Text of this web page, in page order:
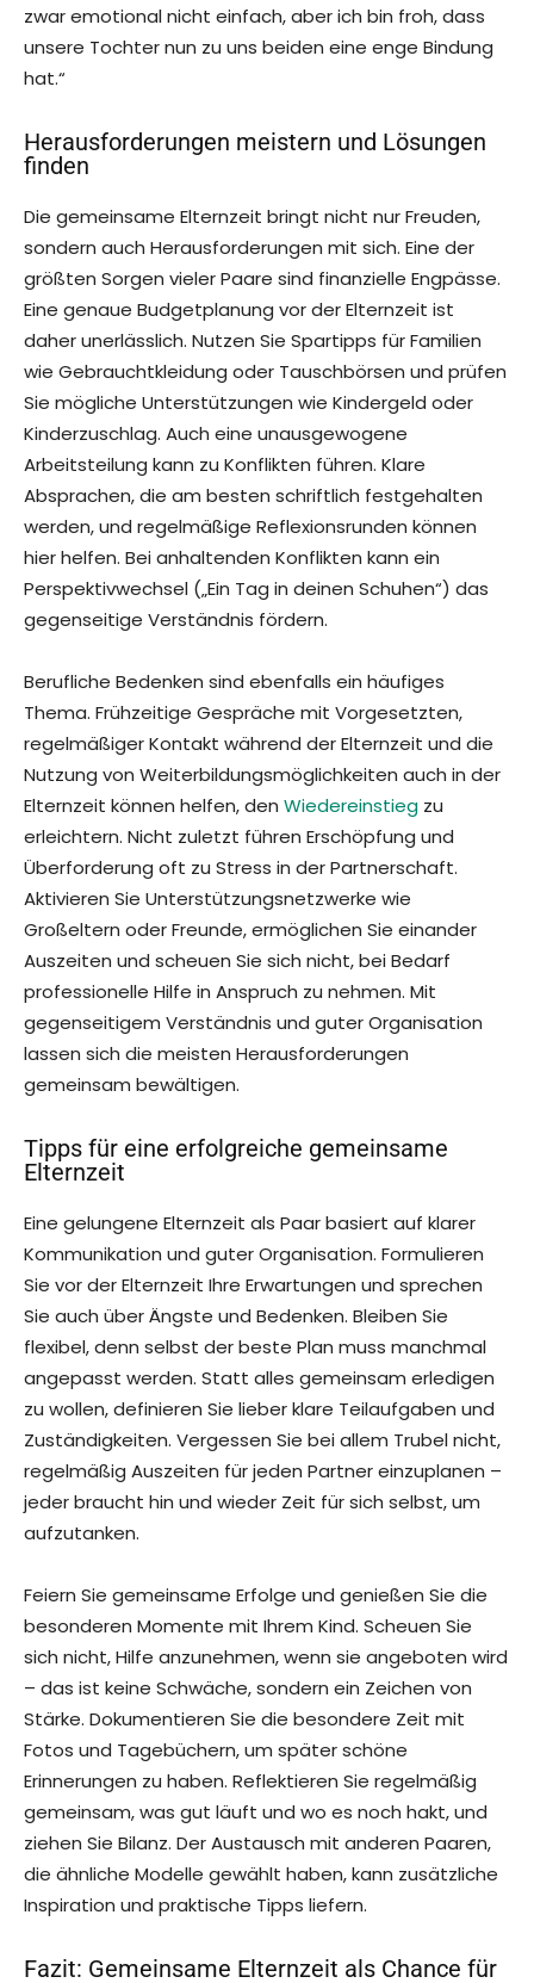
zwar emotional nicht einfach, aber ich bin froh, dass
unsere Tochter nun zu uns beiden eine enge Bindung
hat.“
Herausforderungen meistern und Lösungen
finden
Die gemeinsame Elternzeit bringt nicht nur Freuden,
sondern auch Herausforderungen mit sich. Eine der
größten Sorgen vieler Paare sind finanzielle Engpässe.
Eine genaue Budgetplanung vor der Elternzeit ist
daher unerlässlich. Nutzen Sie Spartipps für Familien
wie Gebrauchtkleidung oder Tauschbörsen und prüfen
Sie mögliche Unterstützungen wie Kindergeld oder
Kinderzuschlag. Auch eine unausgewogene
Arbeitsteilung kann zu Konflikten führen. Klare
Absprachen, die am besten schriftlich festgehalten
werden, und regelmäßige Reflexionsrunden können
hier helfen. Bei anhaltenden Konflikten kann ein
Perspektivwechsel („Ein Tag in deinen Schuhen“) das
gegenseitige Verständnis fördern.
Berufliche Bedenken sind ebenfalls ein häufiges
Thema. Frühzeitige Gespräche mit Vorgesetzten,
regelmäßiger Kontakt während der Elternzeit und die
Nutzung von Weiterbildungsmöglichkeiten auch in der
Elternzeit können helfen, den Wiedereinstieg zu
erleichtern. Nicht zuletzt führen Erschöpfung und
Überforderung oft zu Stress in der Partnerschaft.
Aktivieren Sie Unterstützungsnetzwerke wie
Großeltern oder Freunde, ermöglichen Sie einander
Auszeiten und scheuen Sie sich nicht, bei Bedarf
professionelle Hilfe in Anspruch zu nehmen. Mit
gegenseitigem Verständnis und guter Organisation
lassen sich die meisten Herausforderungen
gemeinsam bewältigen.
Tipps für eine erfolgreiche gemeinsame
Elternzeit
Eine gelungene Elternzeit als Paar basiert auf klarer
Kommunikation und guter Organisation. Formulieren
Sie vor der Elternzeit Ihre Erwartungen und sprechen
Sie auch über Ängste und Bedenken. Bleiben Sie
flexibel, denn selbst der beste Plan muss manchmal
angepasst werden. Statt alles gemeinsam erledigen
zu wollen, definieren Sie lieber klare Teilaufgaben und
Zuständigkeiten. Vergessen Sie bei allem Trubel nicht,
regelmäßig Auszeiten für jeden Partner einzuplanen –
jeder braucht hin und wieder Zeit für sich selbst, um
aufzutanken.
Feiern Sie gemeinsame Erfolge und genießen Sie die
besonderen Momente mit Ihrem Kind. Scheuen Sie
sich nicht, Hilfe anzunehmen, wenn sie angeboten wird
– das ist keine Schwäche, sondern ein Zeichen von
Stärke. Dokumentieren Sie die besondere Zeit mit
Fotos und Tagebüchern, um später schöne
Erinnerungen zu haben. Reflektieren Sie regelmäßig
gemeinsam, was gut läuft und wo es noch hakt, und
ziehen Sie Bilanz. Der Austausch mit anderen Paaren,
die ähnliche Modelle gewählt haben, kann zusätzliche
Inspiration und praktische Tipps liefern.
Fazit: Gemeinsame Elternzeit als Chance für